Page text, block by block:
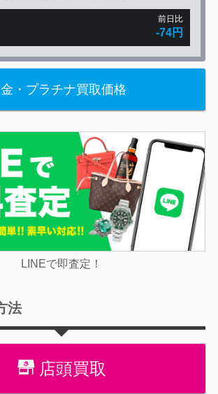
前日比
-74円
金・プラチナ買取価格
LINEで即査定！
法
店頭買取